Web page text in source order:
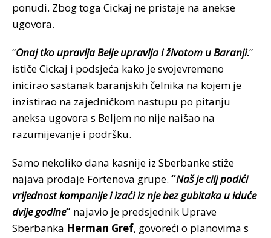
ponudi. Zbog toga Cickaj ne pristaje na anekse
ugovora.
“Onaj tko upravlja Belje upravlja i životom u Baranji.”
ističe Cickaj i podsjeća kako je svojevremeno
inicirao sastanak baranjskih čelnika na kojem je
inzistirao na zajedničkom nastupu po pitanju
aneksa ugovora s Beljem no nije naišao na
razumijevanje i podršku.
Samo nekoliko dana kasnije iz Sberbanke stiže
najava prodaje Fortenova grupe. “Naš je cilj podići
vrijednost kompanije i izaći iz nje bez gubitaka u iduće
dvije godine“ najavio je predsjednik Uprave
Sberbanka Herman Gref, govoreći o planovima s